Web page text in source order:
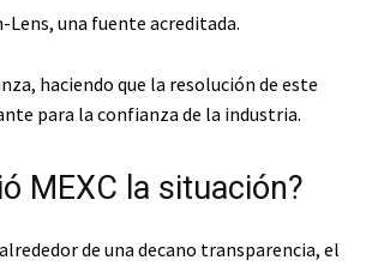
Lens, una fuente acreditada.
haciendo que la resolución de este
para la confianza de la industria.
MEXC la situación?
de una decano transparencia, el